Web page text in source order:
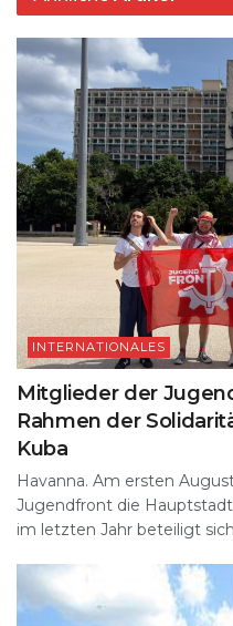
INTERNATIONALES
Mitglieder der
Rahmen der
Kuba
Havanna. Am ersten
Jugendfront die
im letzten Jahr beteiligt